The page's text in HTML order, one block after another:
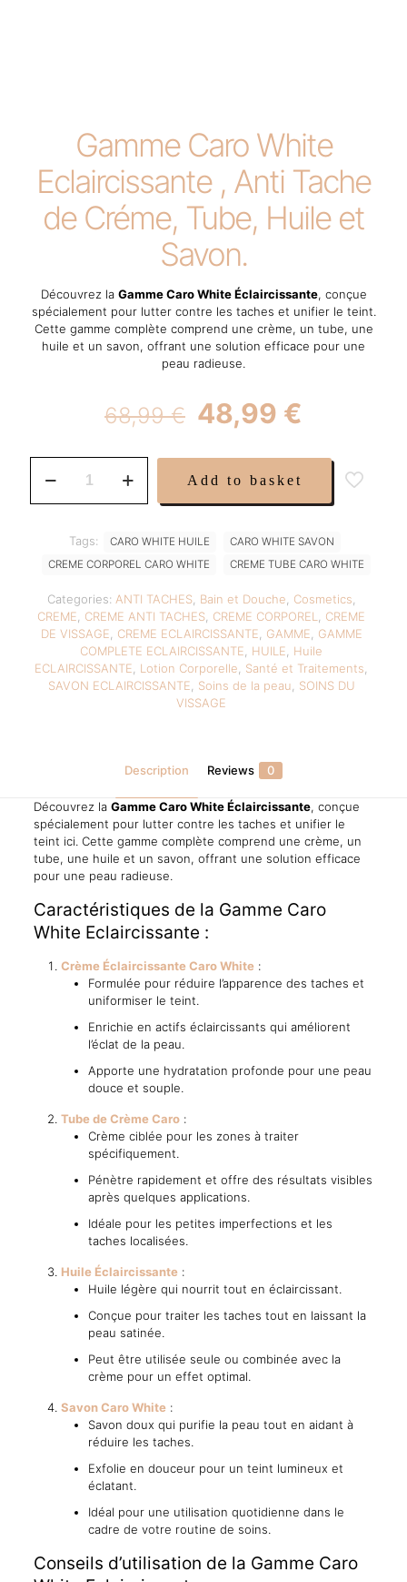
Gamme Caro White
Eclaircissante , Anti Tache
de Créme, Tube, Huile et
Savon.
Découvrez la Gamme Caro White Éclaircissante, conçue
spécialement pour lutter contre les taches et unifier le teint.
Cette gamme complète comprend une crème, un tube, une
huile et un savon, offrant une solution efficace pour une
peau radieuse.
68,99€ Original
price
was:
68,99 €.
48,99 €
is:
48,99 €.
Caro
Tache
Créme,
Tube,
Huile
Savon.
quantity
Add to basket
Categories: ANTI TACHES, Bain et Douche Cosmetics
CREME
CREME ANTI TACHES CREME CORPOREL
CREME
DE VISSAGE
CREME ECLAIRCISSANTE GAMME
GAMME
COMPLETE ECLAIRCISSANTE
HUILE
Huile
ECLAIRCISSANTE
Lotion Corporelle Santé et Traitements
SAVON ECLAIRCISSANTE
Soins de la peau
SOINS DU
VISSAGE
Tags: CARO WHITE HUILE
CARO WHITE SAVON
CREME CORPOREL CARO WHITE
CREME TUBE CARO WHITE
Description Reviews 0
Découvrez la Gamme Caro White Éclaircissante, conçue
spécialement pour lutter contre les taches et unifier le
teint ici. Cette gamme complète comprend une crème, un
tube, une huile et un savon, offrant une solution efficace
pour une peau radieuse.
Caractéristiques de la Gamme Caro
White Eclaircissante :
Crème Éclaircissante Caro White:
Formulée pour réduire l’apparence des taches et
uniformiser le teint.
Enrichie en actifs éclaircissants qui améliorent
l’éclat de la peau.
Apporte une hydratation profonde pour une peau
douce et souple.
Tube de Crème Caro:
Crème ciblée pour les zones à traiter
spécifiquement.
Pénètre rapidement et offre des résultats visibles
après quelques applications.
Idéale pour les petites imperfections et les
taches localisées.
Huile Éclaircissante:
Huile légère qui nourrit tout en éclaircissant.
Conçue pour traiter les taches tout en laissant la
peau satinée.
Peut être utilisée seule ou combinée avec la
crème pour un effet optimal.
Savon Caro White:
Savon doux qui purifie la peau tout en aidant à
réduire les taches.
Exfolie en douceur pour un teint lumineux et
éclatant.
Idéal pour une utilisation quotidienne dans le
cadre de votre routine de soins.
Conseils d’utilisation de la Gamme Caro